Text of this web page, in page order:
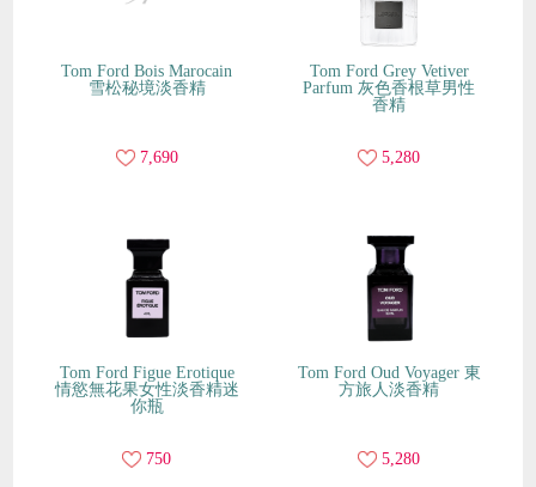
Tom Ford Bois Marocain
雪松秘境淡香精
7,690
Tom Ford Grey Vetiver
Parfum 灰色香根草男性
香精
5,280
Tom Ford Figue Erotique
情慾無花果女性淡香精迷
你瓶
750
Tom Ford Oud Voyager 東
方旅人淡香精
5,280